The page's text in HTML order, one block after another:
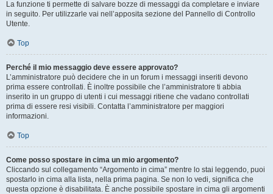
La funzione ti permette di salvare bozze di messaggi da completare e inviare
in seguito. Per utilizzarle vai nell’apposita sezione del Pannello di Controllo
Utente.
Top
Perché il mio messaggio deve essere approvato?
L’amministratore può decidere che in un forum i messaggi inseriti devono
prima essere controllati. È inoltre possibile che l’amministratore ti abbia
inserito in un gruppo di utenti i cui messaggi ritiene che vadano controllati
prima di essere resi visibili. Contatta l’amministratore per maggiori
informazioni.
Top
Come posso spostare in cima un mio argomento?
Cliccando sul collegamento “Argomento in cima” mentre lo stai leggendo, puoi
spostarlo in cima alla lista, nella prima pagina. Se non lo vedi, significa che
questa opzione è disabilitata. È anche possibile spostare in cima gli argomenti